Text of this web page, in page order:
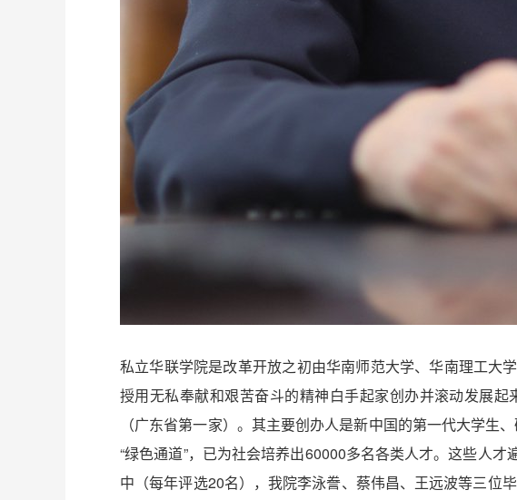
私立华联学院是改革开放之初由华南师范大学、华南理工大
授用无私奉献和艰苦奋斗的精神白手起家创办并滚动发展
（广东省第一家）。其主要创办人是新中国的第一代大学
“绿色通道”，已为社会培养出60000多名各类人才。这些人
中（每年评选20名），我院李泳誊、蔡伟昌、王远波等三位